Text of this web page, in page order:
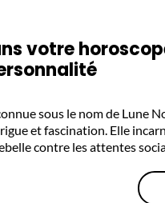
votre
sous le nom de Lune
et fascination. Elle
contre les attentes